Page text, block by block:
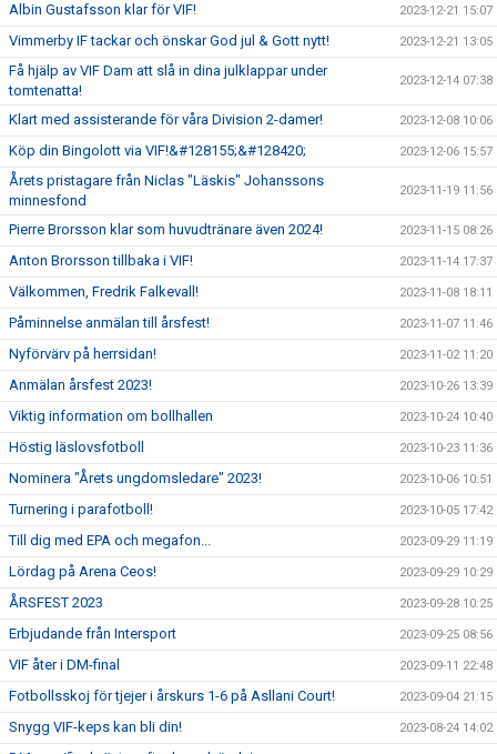
Albin Gustafsson klar för VIF! 2023-12-21 15:07
Vimmerby IF tackar och önskar God jul & Gott nytt! 2023-12-21 13:05
Få hjälp av VIF Dam att slå in dina julklappar under
tomtenatta!
2023-12-14 07:38
Klart med assisterande för våra Division 2-damer! 2023-12-08 10:06
Köp din Bingolott via VIF!&#128155;&#128420; 2023-12-06 15:57
Årets pristagare från Niclas "Läskis" Johanssons
minnesfond
2023-11-19 11:56
Pierre Brorsson klar som huvudtränare även 2024! 2023-11-15 08:26
Anton Brorsson tillbaka i VIF! 2023-11-14 17:37
Välkommen, Fredrik Falkevall! 2023-11-08 18:11
Påminnelse anmälan till årsfest! 2023-11-07 11:46
Nyförvärv på herrsidan! 2023-11-02 11:20
Anmälan årsfest 2023! 2023-10-26 13:39
Viktig information om bollhallen 2023-10-24 10:40
Höstig läslovsfotboll 2023-10-23 11:36
Nominera "Årets ungdomsledare" 2023! 2023-10-06 10:51
Turnering i parafotboll! 2023-10-05 17:42
Till dig med EPA och megafon... 2023-09-29 11:19
Lördag på Arena Ceos! 2023-09-29 10:29
ÅRSFEST 2023 2023-09-28 10:25
Erbjudande från Intersport 2023-09-25 08:56
VIF åter i DM-final 2023-09-11 22:48
Fotbollsskoj för tjejer i årskurs 1-6 på Asllani Court! 2023-09-04 21:15
Snygg VIF-keps kan bli din! 2023-08-24 14:02